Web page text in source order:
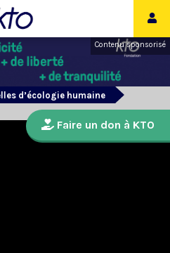
Contenu sponsorisé
d’écologie humaine
Faire un don à KTO